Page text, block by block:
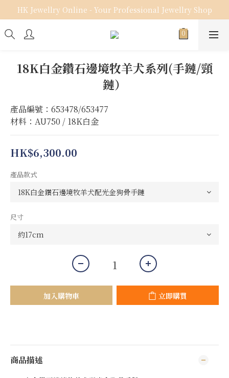
HK Jewellry Online - Your Professional Jewellry Shop
18K白金鑽石邊境牧羊犬系列(手鏈/頸
鏈）
產品編號：653478/653477
材料：AU750 / 18K白金
HK$6,300.00
產品款式
尺寸
加入購物車 立即購買
商品描述